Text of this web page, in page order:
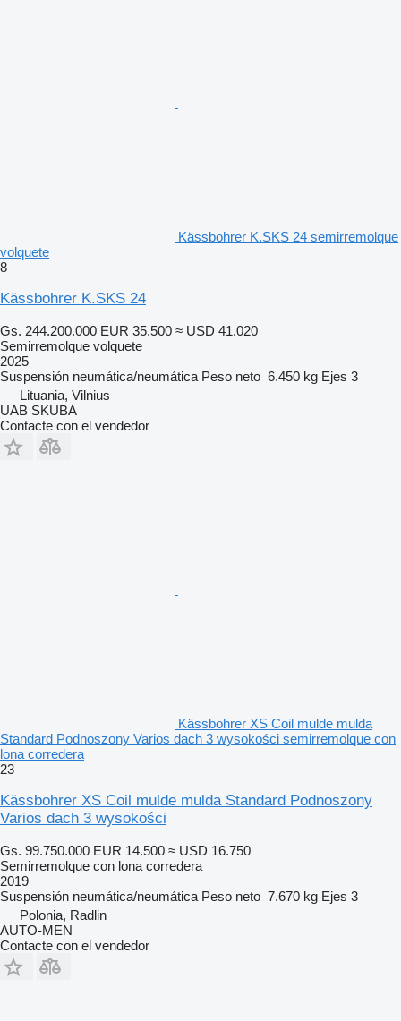
Kässbohrer K.SKS 24 semirremolque
volquete
8
Kässbohrer K.SKS 24
Gs. 244.200.000 EUR 35.500 ≈ USD 41.020
Semirremolque volquete
2025
Suspensión neumática/neumática Peso neto 6.450 kg Ejes 3
Lituania, Vilnius
UAB SKUBA
Contacte con el vendedor
Kässbohrer XS Coil mulde mulda
Standard Podnoszony Varios dach 3 wysokości semirremolque con
lona corredera
23
Kässbohrer XS Coil mulde mulda Standard Podnoszony
Varios dach 3 wysokości
Gs. 99.750.000 EUR 14.500 ≈ USD 16.750
Semirremolque con lona corredera
2019
Suspensión neumática/neumática Peso neto 7.670 kg Ejes 3
Polonia, Radlin
AUTO-MEN
Contacte con el vendedor